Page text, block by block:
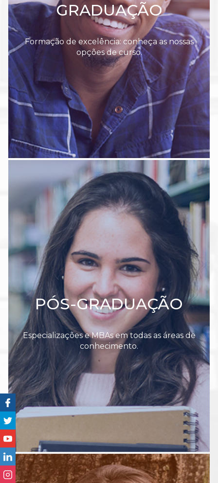
GRADUAÇÃO
Formação de excelência: conheça as nossas
opções de curso.
PÓS-GRADUAÇÃO
Especializações e MBAs em todas as áreas de
conhecimento.